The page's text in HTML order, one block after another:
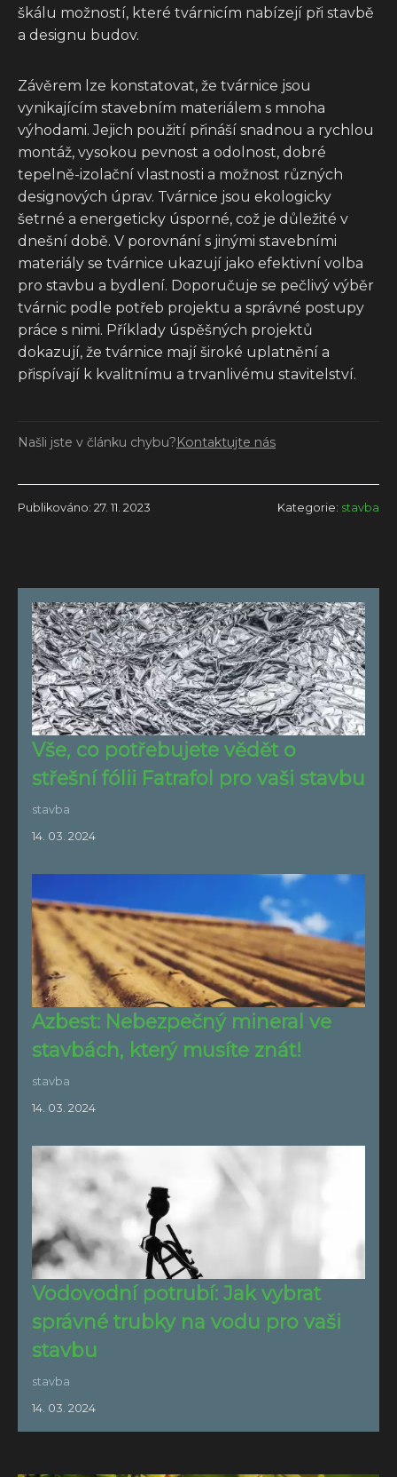
škálu možností, které tvárnicím nabízejí při stavbě
a designu budov.
Závěrem lze konstatovat, že tvárnice jsou
vynikajícím stavebním materiálem s mnoha
výhodami. Jejich použití přináší snadnou a rychlou
montáž, vysokou pevnost a odolnost, dobré
tepelně-izolační vlastnosti a možnost různých
designových úprav. Tvárnice jsou ekologicky
šetrné a energeticky úsporné, což je důležité v
dnešní době. V porovnání s jinými stavebními
materiály se tvárnice ukazují jako efektivní volba
pro stavbu a bydlení. Doporučuje se pečlivý výběr
tvárnic podle potřeb projektu a správné postupy
práce s nimi. Příklady úspěšných projektů
dokazují, že tvárnice mají široké uplatnění a
přispívají k kvalitnímu a trvanlivému stavitelství.
Našli jste v článku chybu?Kontaktujte nás
Publikováno: 27. 11. 2023 Kategorie: stavba
Vše, co potřebujete vědět o
střešní fólii Fatrafol pro vaši stavbu
stavba
14. 03. 2024
Azbest: Nebezpečný mineral ve
stavbách, který musíte znát!
stavba
14. 03. 2024
Vodovodní potrubí: Jak vybrat
správné trubky na vodu pro vaši
stavbu
stavba
14. 03. 2024